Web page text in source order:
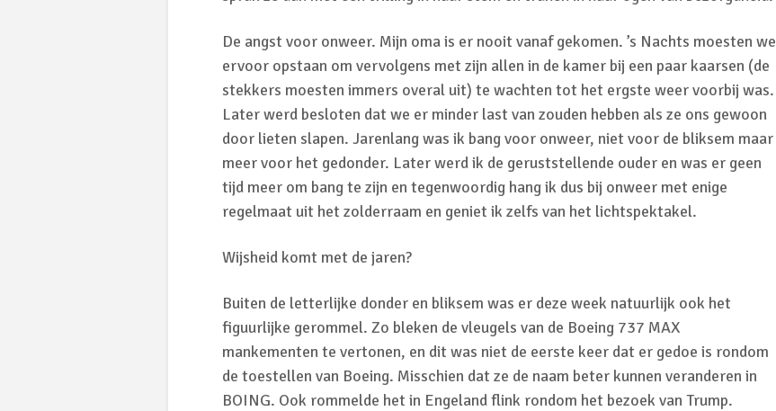
De angst voor onweer. Mijn oma is er nooit vanaf gekomen. ’s Nachts moesten we
ervoor opstaan om vervolgens met zijn allen in de kamer bij een paar kaarsen (de
stekkers moesten immers overal uit) te wachten tot het ergste weer voorbij was.
Later werd besloten dat we er minder last van zouden hebben als ze ons gewoon
door lieten slapen. Jarenlang was ik bang voor onweer, niet voor de bliksem maar
meer voor het gedonder. Later werd ik de geruststellende ouder en was er geen
tijd meer om bang te zijn en tegenwoordig hang ik dus bij onweer met enige
regelmaat uit het zolderraam en geniet ik zelfs van het lichtspektakel.
Wijsheid komt met de jaren?
Buiten de letterlijke donder en bliksem was er deze week natuurlijk ook het
figuurlijke gerommel. Zo bleken de vleugels van de Boeing 737 MAX
mankementen te vertonen, en dit was niet de eerste keer dat er gedoe is rondom
de toestellen van Boeing. Misschien dat ze de naam beter kunnen veranderen in
BOING. Ook rommelde het in Engeland flink rondom het bezoek van Trump.